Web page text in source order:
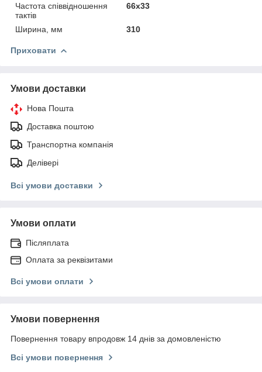
Частота співвідношення
тактів
66х33
Ширина, мм 310
Приховати
Умови доставки
Нова Пошта
Доставка поштою
Транспортна компанія
Делівері
Всі умови доставки
Умови оплати
Післяплата
Оплата за реквізитами
Всі умови оплати
Умови повернення
Повернення товару впродовж 14 днів за домовленістю
Всі умови повернення